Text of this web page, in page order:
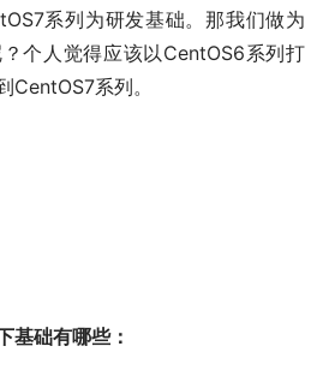
系列为研发基础。那我们做为
个人觉得应该以CentOS6系列打
CentOS7系列。
基础有哪些：